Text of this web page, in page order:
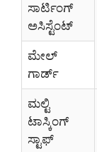
ಸಾರ್ಟಿಂಗ್
ಅಸಿಸ್ಟೆಂಟ್
ಮೇಲ್
ಗಾರ್ಡ್
ಮಲ್ಟಿ
ಟಾಸ್ಕಿಂಗ್
ಸ್ಟಾಫ್